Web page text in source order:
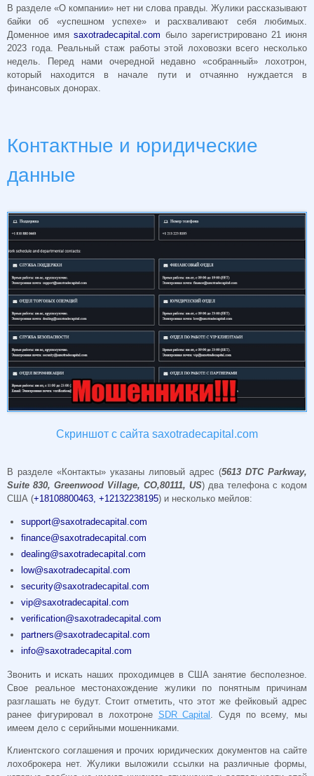
В разделе «О компании» нет ни слова правды. Жулики рассказывают
байки об «успешном успехе» и расхваливают себя любимых.
Доменное имяsaxotradecapital.com было зарегистрировано 21 июня
2023 года. Реальный стаж работы этой лоховозки всего несколько
недель. Перед нами очередной недавно «собранный» лохотрон,
который находится в начале пути и отчаянно нуждается в
финансовых донорах.
Контактные и юридические
данные
Скриншот с сайта saxotradecapital.com
В разделе «Контакты» указаны липовый адрес (5613 DTC Parkway,
Suite 830, Greenwood Village, CO,80111, US) два телефона с кодом
США (+18108800463, +12132238195) и несколько мейлов:
support@saxotradecapital.com
finance@saxotradecapital.com
dealing@saxotradecapital.com
low@saxotradecapital.com
security@saxotradecapital.com
vip@saxotradecapital.com
verification@saxotradecapital.com
partners@saxotradecapital.com
info@saxotradecapital.com
Звонить и искать наших проходимцев в США занятие бесполезное.
Свое реальное местонахождение жулики по понятным причинам
разглашать не будут. Стоит отметить, что этот же фейковый адрес
ранее фигурировал в лохотроне SDR Capital . Судя по всему, мы
имеем дело с серийными мошенниками.
Клиентского соглашения и прочих юридических документов на сайте
лохоброкера нет. Жулики выложили ссылки на различные формы,